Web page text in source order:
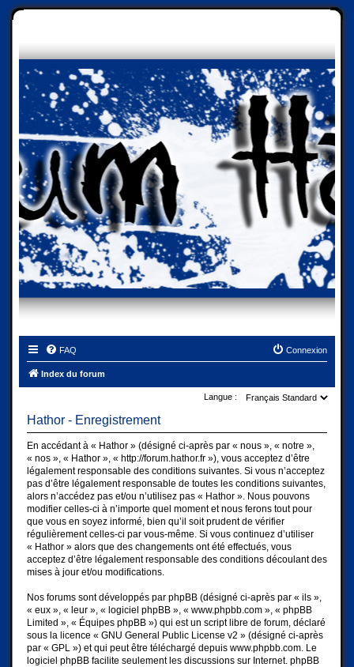
FAQ Connexion
Index du forum
Langue :
Hathor - Enregistrement
En accédant à « Hathor » (désigné ci-après par « nous », « notre »,
« nos », « Hathor », « http://forum.hathor.fr »), vous acceptez d’être
légalement responsable des conditions suivantes. Si vous n’acceptez
pas d’être légalement responsable de toutes les conditions suivantes,
alors n’accédez pas et/ou n’utilisez pas « Hathor ». Nous pouvons
modifier celles-ci à n’importe quel moment et nous ferons tout pour
que vous en soyez informé, bien qu’il soit prudent de vérifier
régulièrement celles-ci par vous-même. Si vous continuez d’utiliser
« Hathor » alors que des changements ont été effectués, vous
acceptez d’être légalement responsable des conditions découlant des
mises à jour et/ou modifications.
Nos forums sont développés par phpBB (désigné ci-après par « ils »,
« eux », « leur », « logiciel phpBB », « www.phpbb.com », « phpBB
Limited », « Équipes phpBB ») qui est un script libre de forum, déclaré
sous la licence « GNU General Public License v2 » (désigné ci-après
par « GPL ») et qui peut être téléchargé depuis www.phpbb.com. Le
logiciel phpBB facilite seulement les discussions sur Internet. phpBB